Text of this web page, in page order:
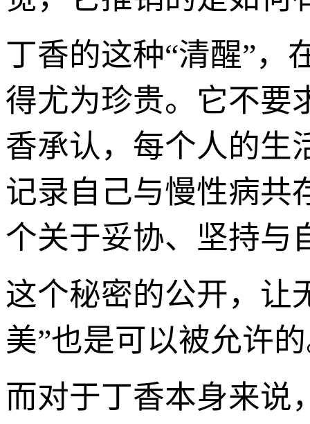
丁香的这种“清醒”，
得尤为珍贵。它不要
香承认，每个人的生
记录自己与慢性病共
个关于妥协、坚持与
这个秘密的公开，让
美”也是可以被允许
而对于丁香本身来说